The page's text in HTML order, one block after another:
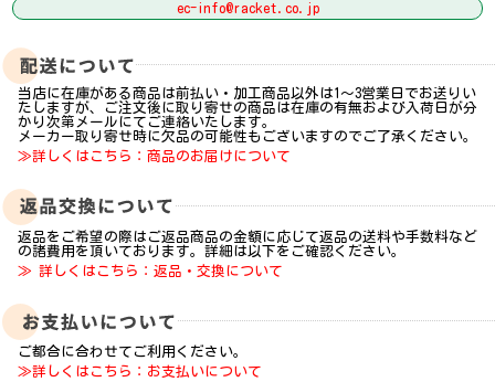
ec-info@racket.co.jp
当店に在庫がある商品は前払い・加工商品以外は1～3営業日でお送りい
たしますが、ご注文後に取り寄せの商品は在庫の有無および入荷日が分
かり次第メールにてご連絡いたします。
メーカー取り寄せ時に欠品の可能性もございますのでご了承ください。
≫詳しくはこちら：商品のお届けについて
返品をご希望の際はご返品商品の金額に応じて返品の送料や手数料など
の諸費用を頂いております。詳細は以下をご確認ください。
≫ 詳しくはこちら：返品・交換について
ご都合に合わせてご利用ください。
≫詳しくはこちら：お支払いについて